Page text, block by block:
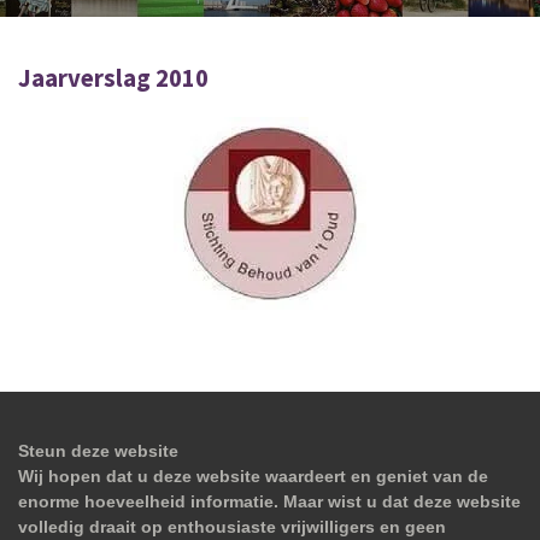
Jaarverslag 2010
Steun deze website
Wij hopen dat u deze website waardeert en geniet van de
enorme hoeveelheid informatie. Maar wist u dat deze website
volledig draait op enthousiaste vrijwilligers en geen